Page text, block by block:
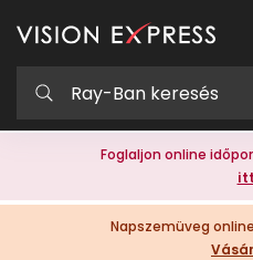
Foglaljon online
Napszemüveg